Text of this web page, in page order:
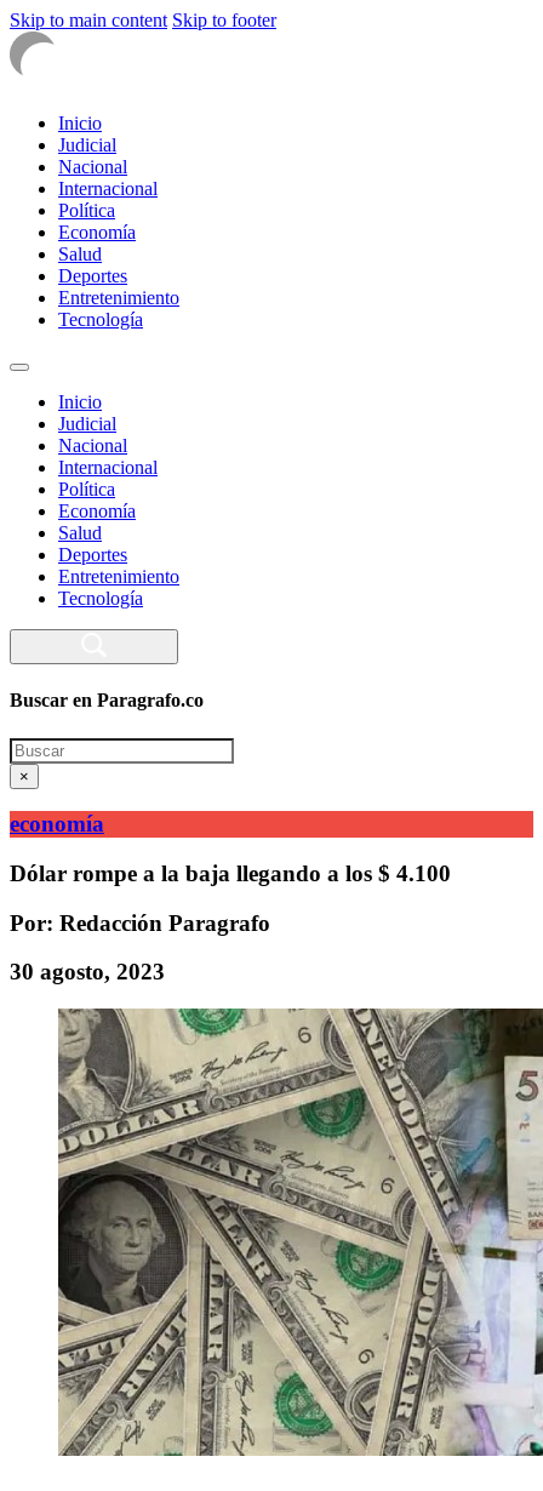
Skip to main content Skip to footer
Inicio
Judicial
Nacional
Internacional
Política
Economía
Salud
Deportes
Entretenimiento
Tecnología
Inicio
Judicial
Nacional
Internacional
Política
Economía
Salud
Deportes
Entretenimiento
Tecnología
Buscar en Paragrafo.co
Search
×
economía
Dólar rompe a la baja llegando a los $ 4.100
Por: Redacción Paragrafo
30 agosto, 2023